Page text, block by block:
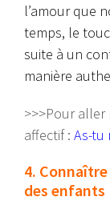
l’amour que
temps, le
suite à un
manière
>>>Pour
affectif : As-tu
4.
des enfants